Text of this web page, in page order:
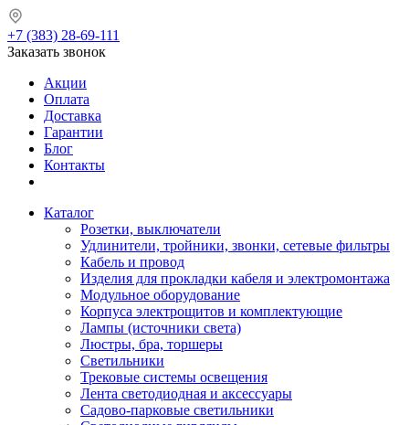
+7 (383) 28-69-111
Заказать звонок
Акции
Оплата
Доставка
Гарантии
Блог
Контакты
Каталог
Розетки, выключатели
Удлинители, тройники, звонки, сетевые фильтры
Кабель и провод
Изделия для прокладки кабеля и электромонтажа
Модульное оборудование
Корпуса электрощитов и комплектующие
Лампы (источники света)
Люстры, бра, торшеры
Светильники
Трековые системы освещения
Лента светодиодная и аксессуары
Садово-парковые светильники